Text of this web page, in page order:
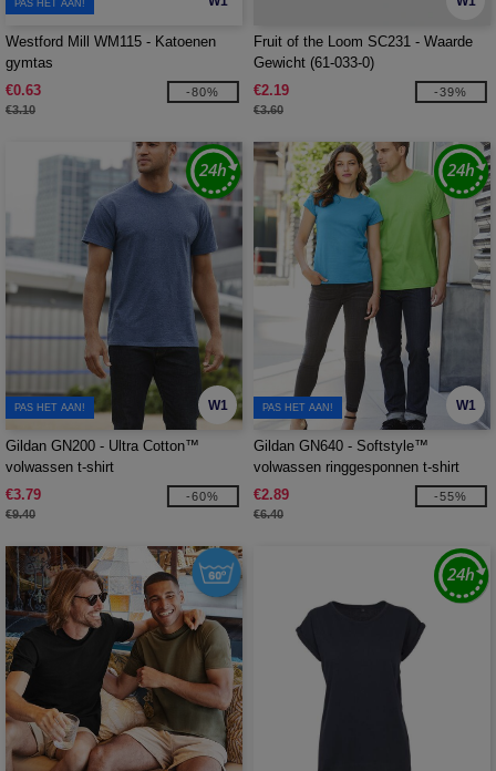
PAS HET AAN!
Westford Mill WM115 - Katoenen
gymtas
€0.63
€3.10
-80%
Fruit of the Loom SC231 - Waarde
Gewicht (61-033-0)
€2.19
€3.60
-39%
W1
PAS HET AAN!
Gildan GN200 - Ultra Cotton™
volwassen t-shirt
€3.79
€9.40
-60%
W1
PAS HET AAN!
Gildan GN640 - Softstyle™
volwassen ringgesponnen t-shirt
€2.89
€6.40
-55%